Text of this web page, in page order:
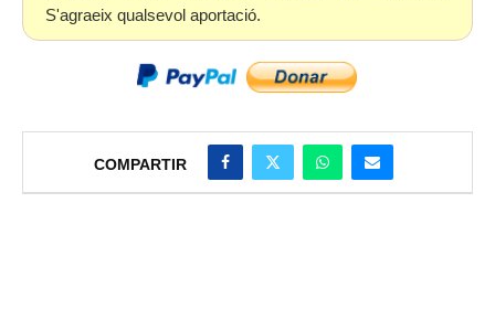
S'agraeix qualsevol aportació.
COMPARTIR